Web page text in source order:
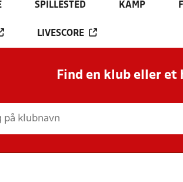
SPILLESTED KAMP
LIVESCORE
Find en klub eller et